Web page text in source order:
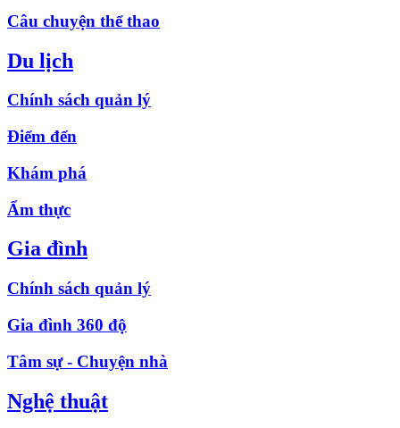
Câu chuyện thể thao
Du lịch
Chính sách quản lý
Điểm đến
Khám phá
Ẩm thực
Gia đình
Chính sách quản lý
Gia đình 360 độ
Tâm sự - Chuyện nhà
Nghệ thuật